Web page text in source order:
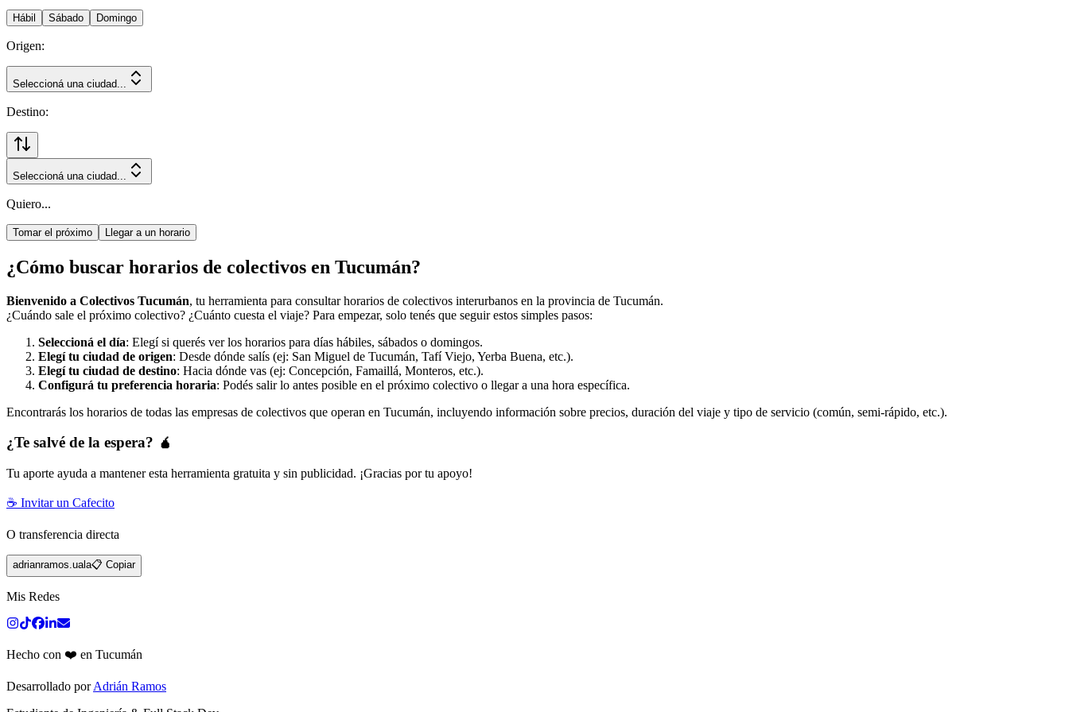
Hábil Sábado Domingo
Origen:
Seleccioná una ciudad...
Destino:
Seleccioná una ciudad...
Quiero...
Tomar el próximo Llegar a un horario
¿Cómo buscar horarios de colectivos en Tucumán?
Bienvenido a Colectivos Tucumán, tu herramienta para consultar horarios de colectivos interurbanos en la provincia de Tucumán.
¿Cuándo sale el próximo colectivo? ¿Cuánto cuesta el viaje? Para empezar, solo tenés que seguir estos simples pasos:
Seleccioná el día: Elegí si querés ver los horarios para días hábiles, sábados o domingos.
Elegí tu ciudad de origen: Desde dónde salís (ej: San Miguel de Tucumán, Tafí Viejo, Yerba Buena, etc.).
Elegí tu ciudad de destino: Hacia dónde vas (ej: Concepción, Famaillá, Monteros, etc.).
Configurá tu preferencia horaria: Podés salir lo antes posible en el próximo colectivo o llegar a una hora específica.
Encontrarás los horarios de todas las empresas de colectivos que operan en Tucumán, incluyendo información sobre precios, duración del viaje y tipo de servicio (común, semi-rápido, etc.).
¿Te salvé de la espera? 🧉
Tu aporte ayuda a mantener esta herramienta gratuita y sin publicidad. ¡Gracias por tu apoyo!
☕ Invitar un Cafecito
O transferencia directa
adrianramos.uala📋 Copiar
Mis Redes
Hecho con ❤️ en Tucumán
Desarrollado porAdrián Ramos